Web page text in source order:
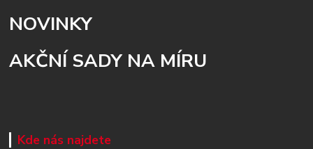
NOVINKY
AKČNÍ SADY NA MÍRU
Kde nás najdete